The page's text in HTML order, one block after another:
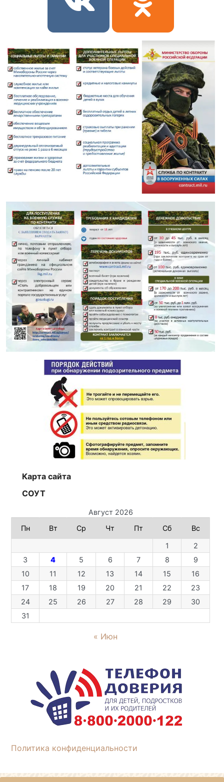
Карта сайта
СОУТ
Август 2026
Пн
Вт Ср Чт Пт Сб Вс
1
2
3
4 5 6 7 8
9
10
11 12 13 14 15
16
17
18 19 20 21 22
23
24
25 26 27 28 29
30
31
« Июн
Политика конфиденциальности